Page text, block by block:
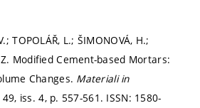
TOPOLÁŘ, L.; ŠIMONOVÁ, H.;
Z. Modified Cement-based Mortars:
Changes. Materiali in
iss. 4, p. 557-561. ISSN: 1580-